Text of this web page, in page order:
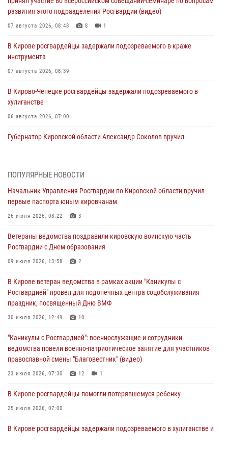
развития этого подразделения Росгвардии (видео)
07 августа 2026, 08:48 8 1
В Кирове росгвардейцы задержали подозреваемого в краже
инструмента
07 августа 2026, 08:39
В Кирово-Чепецке росгвардейцы задержали подозреваемого в
хулиганстве
06 августа 2026, 07:00
Губернатор Кировской области Александр Соколов вручил
поддельной купюры
04 августа 2026, 09:30
03 августа 2026, 09:01
В Кирове росгвардейцы и ветераны ведомства приняли участие в
03 августа 2026, 08:45
В Кирове росгвардейцы задержали подозреваемого в краже из
магазина
ПОПУЛЯРНЫЕ НОВОСТИ
Начальник Управления Росгвардии по Кировской области вручил
первые паспорта юным кировчанам
26 июля 2026, 08:22 3
Ветераны ведомства поздравили кировскую воинскую часть
Росгвардии с Днем образования
09 июля 2026, 13:58 2
В Кирове ветеран ведомства в рамках акции "Каникулы с
Росгвардией" провел для подопечных центра соцобслуживания
праздник, посвященный Дню ВМФ
30 июля 2026, 12:49 10
"Каникулы с Росгвардией": военнослужащие и сотрудники
ведомства повели военно-патриотическое занятие для участников
православной смены "Благовестник" (видео)
23 июля 2026, 07:30 12 1
В Кирове росгвардейцы помогли потерявшемуся ребенку
25 июля 2026, 07:00
В Кирове росгвардейцы задержали подозреваемого в хулиганстве и